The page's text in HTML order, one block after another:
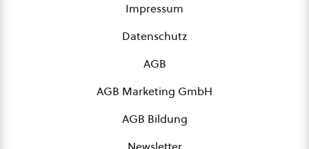
Impressum
Datenschutz
AGB
AGB Marketing GmbH
AGB Bildung